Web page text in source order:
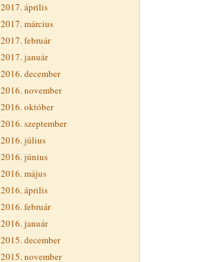
2017. április
2017. március
2017. február
2017. január
2016. december
2016. november
2016. október
2016. szeptember
2016. július
2016. június
2016. május
2016. április
2016. február
2016. január
2015. december
2015. november